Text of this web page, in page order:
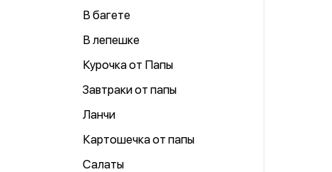
В багете
В лепешке
Курочка от Папы
Завтраки от папы
Ланчи
Картошечка от папы
Салаты